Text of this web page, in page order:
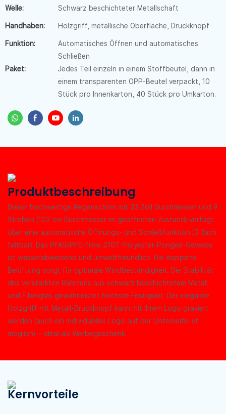
Welle:
Schwarz beschichteter Metallschaft
Handhaben: Holzgriff, metallische Oberfläche, Druckknopf
Funktion:
Automatisches Öffnen und automatisches
Schließen
Paket:
Jedes Teil einzeln in einem Stoffbeutel, dann in
einem transparenten OPP-Beutel verpackt, 10
Stück pro Innenkarton, 40 Stück pro Umkarton.
Produktbeschreibung
Dieser hochwertige Regenschirm mit 23 Zoll Durchmesser und 9
Streben (102 cm Durchmesser im geöffneten Zustand) verfügt
über eine automatische Öffnungs- und Schließfunktion (3-fach
faltbar). Das PFAS/PFC-freie 210T-Polyester-Pongee-Gewebe
ist wasserabweisend und umweltfreundlich. Die doppelte
Belüftung sorgt für optimale Windbeständigkeit. Die Stabilität
des verstärkten Rahmens aus schwarz beschichtetem Metall
und Fiberglas gewährleistet höchste Festigkeit. Der elegante
Holzgriff mit Metall-Druckknopf kann mit Ihrem Logo graviert
werden (auch ein individuelles Logo auf der Unterseite ist
möglich) – ideal als Werbegeschenk.
Kernvorteile